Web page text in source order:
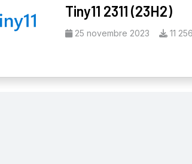
Tiny11 2311 (23H2)
25 novembre 2023 11 256